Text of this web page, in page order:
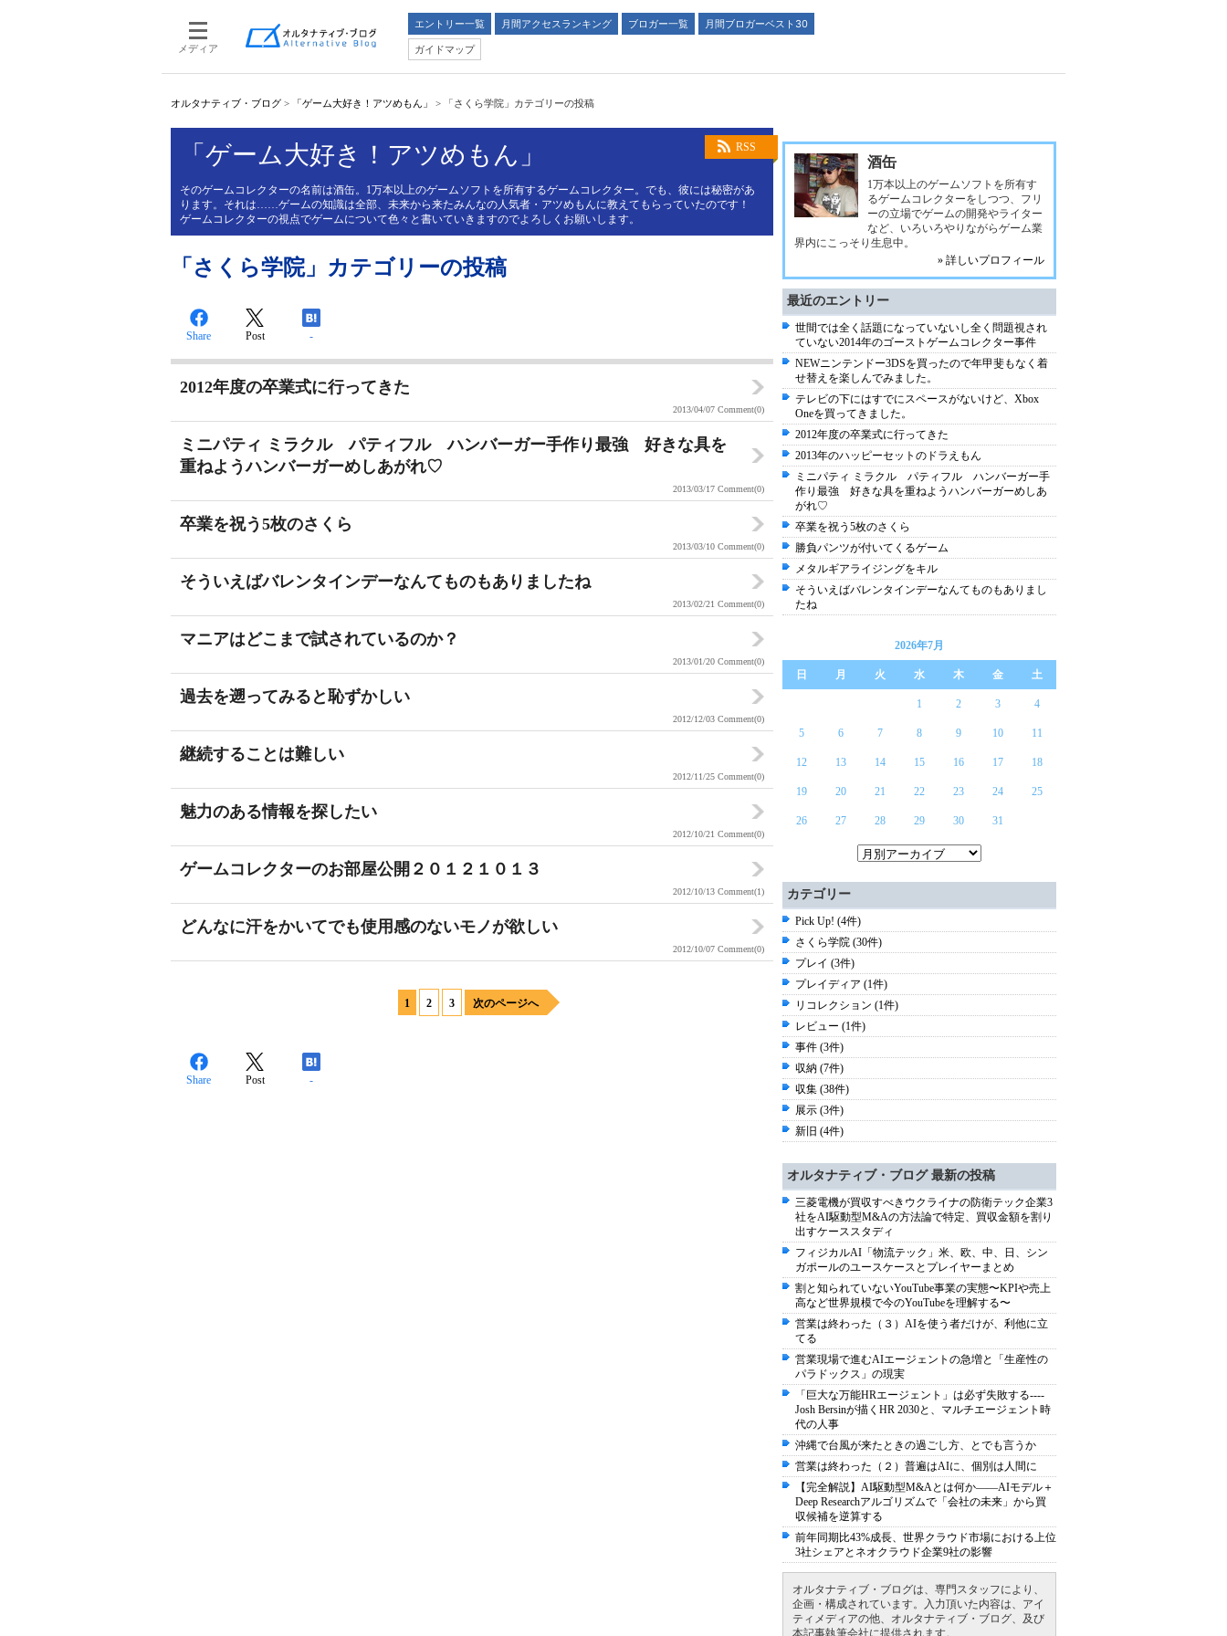
メディア
エントリー一覧 月間アクセスランキング ブロガー一覧
月間ブロガーベスト30
ガイドマップ
オルタナティブ・ブログ > 「ゲーム大好き！アツめもん」 > 「さくら学院」カテゴリーの投稿
RSS
「ゲーム大好き！アツめもん」
そのゲームコレクターの名前は酒缶。1万本以上のゲームソフトを所有するゲームコレクター。でも、彼には秘密があ
ります。それは……ゲームの知識は全部、未来から来たみんなの人気者・アツめもんに教えてもらっていたのです！
ゲームコレクターの視点でゲームについて色々と書いていきますのでよろしくお願いします。
「さくら学院」カテゴリーの投稿
Share Post -
2012年度の卒業式に行ってきた
2013/04/07 Comment(0)
ミニパティ ミラクル パティフル ハンバーガー手作り最強 好きな具を
重ねようハンバーガーめしあがれ♡
2013/03/17 Comment(0)
卒業を祝う5枚のさくら
2013/03/10 Comment(0)
そういえばバレンタインデーなんてものもありましたね
2013/02/21 Comment(0)
マニアはどこまで試されているのか？
2013/01/20 Comment(0)
過去を遡ってみると恥ずかしい
2012/12/03 Comment(0)
継続することは難しい
2012/11/25 Comment(0)
魅力のある情報を探したい
2012/10/21 Comment(0)
ゲームコレクターのお部屋公開２０１２１０１３
2012/10/13 Comment(1)
どんなに汗をかいてでも使用感のないモノが欲しい
2012/10/07 Comment(0)
1 2 3 次のページへ
Share Post -
酒缶
1万本以上のゲームソフトを所有す
るゲームコレクターをしつつ、フリ
ーの立場でゲームの開発やライター
など、いろいろやりながらゲーム業
界内にこっそり生息中。
» 詳しいプロフィール
最近のエントリー
世間では全く話題になっていないし全く問題視され
ていない2014年のゴーストゲームコレクター事件
NEWニンテンドー3DSを買ったので年甲斐もなく着
せ替えを楽しんでみました。
テレビの下にはすでにスペースがないけど、Xbox
Oneを買ってきました。
2012年度の卒業式に行ってきた
2013年のハッピーセットのドラえもん
ミニパティ ミラクル パティフル ハンバーガー手
作り最強 好きな具を重ねようハンバーガーめしあ
がれ♡
卒業を祝う5枚のさくら
勝負パンツが付いてくるゲーム
メタルギアライジングをキル
そういえばバレンタインデーなんてものもありまし
たね
2026年7月
日 月 火 水 木 金 土
1 2 3 4
5 6 7 8 9 10 11
12 13 14 15 16 17 18
19 20 21 22 23 24 25
26 27 28 29 30 31
カテゴリー
Pick Up! (4件)
さくら学院 (30件)
プレイ (3件)
プレイディア (1件)
リコレクション (1件)
レビュー (1件)
事件 (3件)
収納 (7件)
収集 (38件)
展示 (3件)
新旧 (4件)
オルタナティブ・ブログ 最新の投稿
三菱電機が買収すべきウクライナの防衛テック企業3
社をAI駆動型M&Aの方法論で特定、買収金額を割り
出すケーススタディ
フィジカルAI「物流テック」米、欧、中、日、シン
ガポールのユースケースとプレイヤーまとめ
割と知られていないYouTube事業の実態〜KPIや売上
高など世界規模で今のYouTubeを理解する〜
営業は終わった（３）AIを使う者だけが、利他に立
てる
営業現場で進むAIエージェントの急増と「生産性の
パラドックス」の現実
「巨大な万能HRエージェント」は必ず失敗する----
Josh Bersinが描くHR 2030と、マルチエージェント時
代の人事
沖縄で台風が来たときの過ごし方、とでも言うか
営業は終わった（２）普遍はAIに、個別は人間に
【完全解説】AI駆動型M&Aとは何か――AIモデル＋
Deep Researchアルゴリズムで「会社の未来」から買
収候補を逆算する
前年同期比43%成長、世界クラウド市場における上位
3社シェアとネオクラウド企業9社の影響
オルタナティブ・ブログは、専門スタッフにより、
企画・構成されています。入力頂いた内容は、アイ
ティメディアの他、オルタナティブ・ブログ、及び
本記事執筆会社に提供されます。